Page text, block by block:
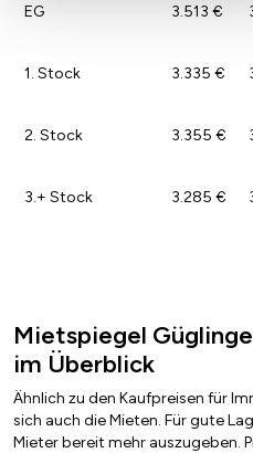
EG 3.513 €
1. Stock 3.335 €
2. Stock 3.355 €
3.+ Stock 3.285 €
Mietspiegel
im Überblick
Ähnlich zu den Kaufpreisen für
sich auch die Mieten. Für gute
Mieter bereit mehr auszugeben.